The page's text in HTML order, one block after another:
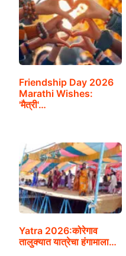
Friendship Day 2026
Marathi Wishes:
'मैत्री'…
Yatra 2026:कोरेगाव
तालुक्यात यात्रेचा हंगामाला…